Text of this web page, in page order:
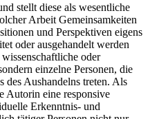
stellt diese als wesentliche
Arbeit Gemeinsamkeiten
und Perspektiven eigens
oder ausgehandelt werden
oder
einzelne Personen, die
des Aushandelns treten. Als
Autorin eine responsive
Erkenntnis- und